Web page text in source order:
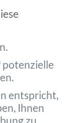
potenzielle
entspricht,
Ihnen
zu